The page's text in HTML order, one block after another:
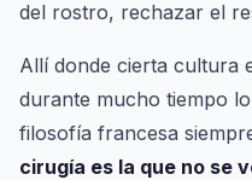
del rostro, rechazar el
Allí donde cierta cultura
durante mucho tiempo
filosofía francesa
cirugía es la que no se